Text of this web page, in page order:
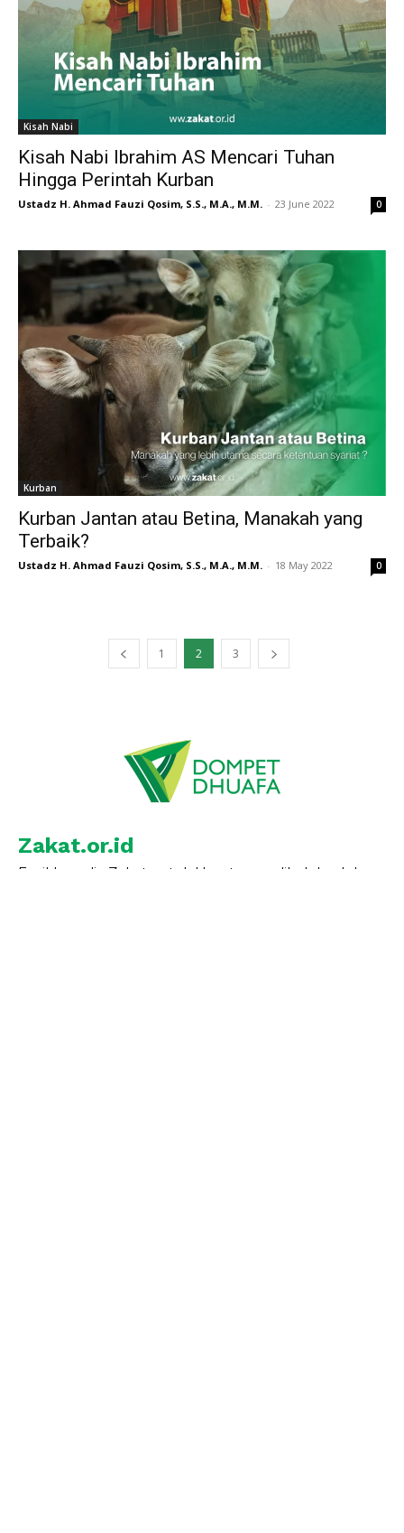
Kisah Nabi
Kisah Nabi Ibrahim AS Mencari Tuhan
Hingga Perintah Kurban
Ustadz H. Ahmad Fauzi Qosim, S.S., M.A., M.M. - 23 June 2022 0
Kurban
Kurban Jantan atau Betina, Manakah yang
Terbaik?
Ustadz H. Ahmad Fauzi Qosim, S.S., M.A., M.M. - 18 May 2022 0
1 2 3
Zakat.or.id
Ensiklopedia Zakat untuk Umat yang dikelola oleh